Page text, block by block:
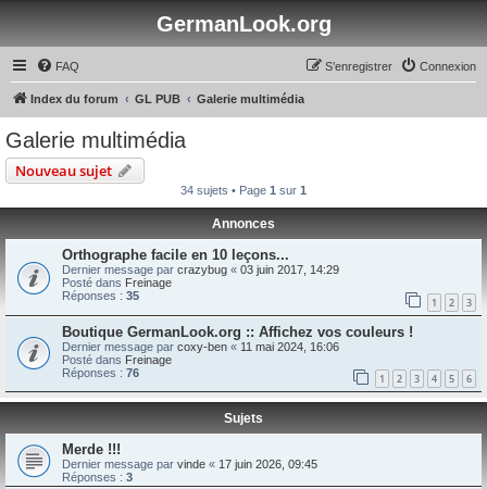
GermanLook.org
FAQ Connexion
S’enregistrer
Index du forum GL PUB Galerie multimédia
Galerie multimédia
Nouveau sujet
34 sujets • Page 1 sur 1
Annonces
Orthographe facile en 10 leçons...
Dernier message par crazybug « 03 juin 2017, 14:29
Posté dans Freinage
Réponses : 35 1 2 3
Boutique GermanLook.org :: Affichez vos couleurs !
Dernier message par coxy-ben « 11 mai 2024, 16:06
Posté dans Freinage
Réponses : 76 1 2 3 4 5 6
Sujets
Merde !!!
Dernier message par vinde « 17 juin 2026, 09:45
Réponses : 3